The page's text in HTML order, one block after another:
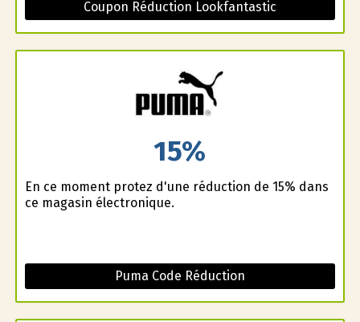
Coupon Réduction Lookfantastic
15%
En ce moment profitez d'une réduction de 15% dans
ce magasin électronique.
Puma Code Réduction